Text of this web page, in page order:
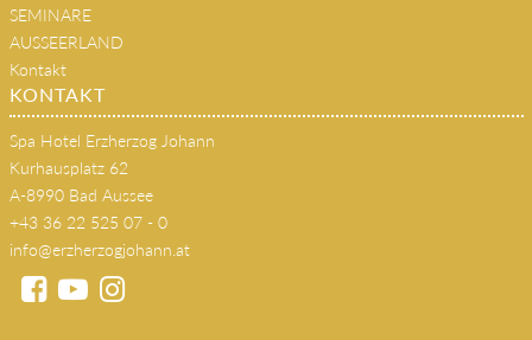
SEMINARE
AUSSEERLAND
Kontakt
KONTAKT
Spa Hotel Erzherzog Johann
Kurhausplatz 62
A-8990 Bad Aussee
+43 36 22 525 07 - 0
info@erzherzogjohann.at